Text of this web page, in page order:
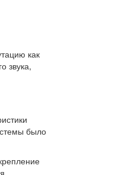
как
звука,
было